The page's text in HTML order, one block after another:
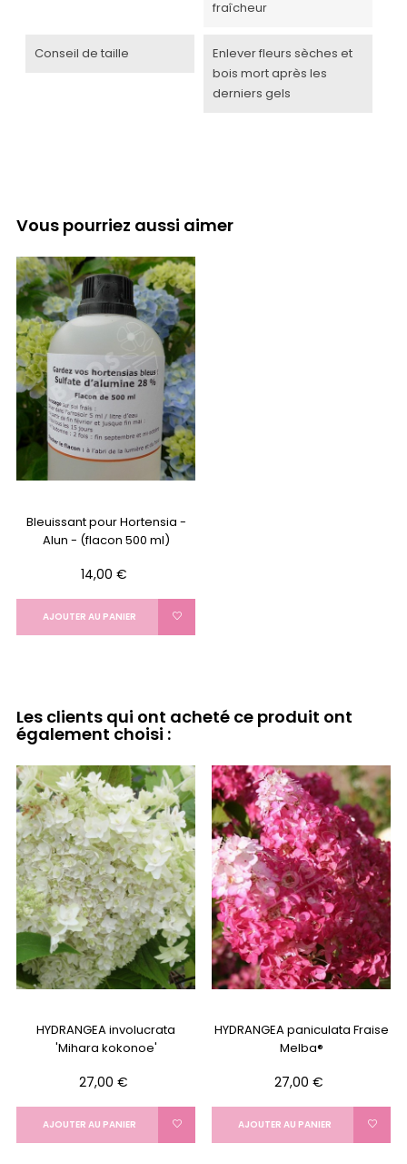
fraîcheur
Conseil de taille
Enlever fleurs sèches et
bois mort après les
derniers gels
Vous pourriez aussi aimer
Bleuissant pour Hortensia -
Alun - (flacon 500 ml)
Prix
14,00 €
AJOUTER AU PANIER
Les clients qui ont acheté ce produit ont
également choisi :
HYDRANGEA involucrata
'Mihara kokonoe'
Prix
27,00 €
AJOUTER AU PANIER
HYDRANGEA paniculata Fraise
Melba®
Prix
27,00 €
AJOUTER AU PANIER